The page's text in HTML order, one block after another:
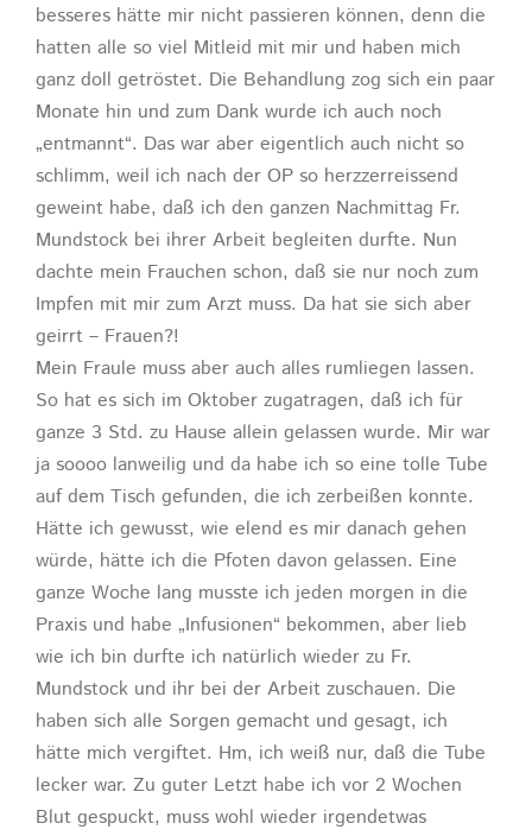
besseres hätte mir nicht passieren können, denn die
hatten alle so viel Mitleid mit mir und haben mich
ganz doll getröstet. Die Behandlung zog sich ein paar
Monate hin und zum Dank wurde ich auch noch
„entmannt“. Das war aber eigentlich auch nicht so
schlimm, weil ich nach der OP so herzzerreissend
geweint habe, daß ich den ganzen Nachmittag Fr.
Mundstock bei ihrer Arbeit begleiten durfte. Nun
dachte mein Frauchen schon, daß sie nur noch zum
Impfen mit mir zum Arzt muss. Da hat sie sich aber
geirrt – Frauen?!
Mein Fraule muss aber auch alles rumliegen lassen.
So hat es sich im Oktober zugatragen, daß ich für
ganze 3 Std. zu Hause allein gelassen wurde. Mir war
ja soooo lanweilig und da habe ich so eine tolle Tube
auf dem Tisch gefunden, die ich zerbeißen konnte.
Hätte ich gewusst, wie elend es mir danach gehen
würde, hätte ich die Pfoten davon gelassen. Eine
ganze Woche lang musste ich jeden morgen in die
Praxis und habe „Infusionen“ bekommen, aber lieb
wie ich bin durfte ich natürlich wieder zu Fr.
Mundstock und ihr bei der Arbeit zuschauen. Die
haben sich alle Sorgen gemacht und gesagt, ich
hätte mich vergiftet. Hm, ich weiß nur, daß die Tube
lecker war. Zu guter Letzt habe ich vor 2 Wochen
Blut gespuckt, muss wohl wieder irgendetwas